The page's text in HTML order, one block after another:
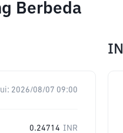
Berbeda
2026/08/07 09:00
0.24714 INR